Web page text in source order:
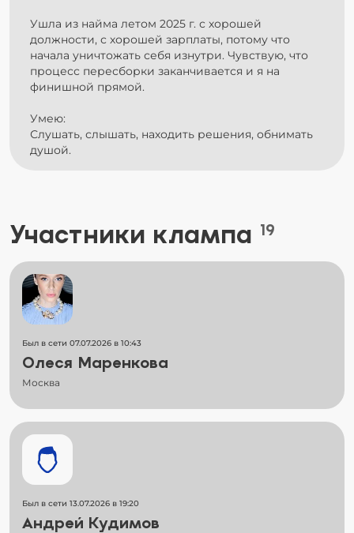
Ушла из найма летом 2025 г. с хорошей
должности, с хорошей зарплаты, потому что
начала уничтожать себя изнутри. Чувствую, что
процесс пересборки заканчивается и я на
финишной прямой.
Умею:
Слушать, слышать, находить решения, обнимать
душой.
Участники клампа 19
Был в сети 07.07.2026 в 10:43
Олеся Маренкова
Москва
Был в сети 13.07.2026 в 19:20
Андрей Кудимов